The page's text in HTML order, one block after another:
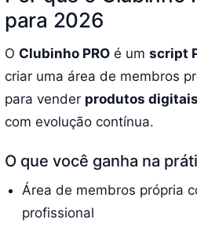
para 2026
O Clubinho PRO é um script
criar uma área de membros
para vender produtos
com evolução contínua.
O que você ganha na
Área de membros própria
profissional